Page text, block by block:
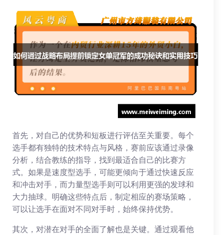
首先，对自己的优势和短板进行评估至关重要。每个
选手都有独特的技术特点与风格，赛前应该通过录像
分析，结合教练的指导，找到最适合自己的比赛方
式。如果是速度型选手，可能更倾向于通过快速反应
和冲击对手，而力量型选手则可以利用更强的发球和
大力抽球。明确这些特点后，制定相应的赛场策略，
可以让选手在面对不同对手时，始终保持优势。
其次，对潜在对手的全面了解也是关键。通过观看他